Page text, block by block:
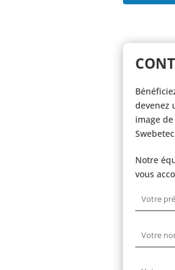
devenez
image
Notre
vous